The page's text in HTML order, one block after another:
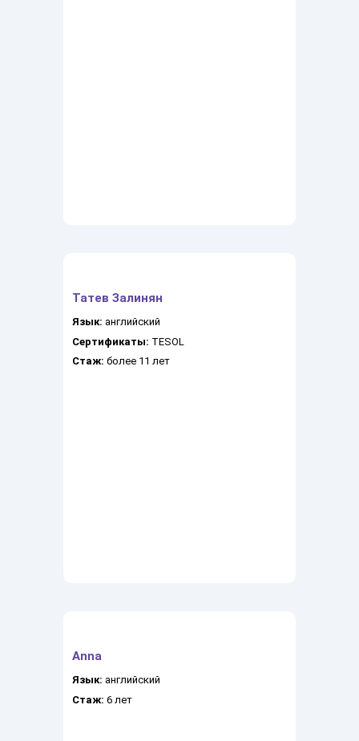
Татев Залинян
Язык: английский
Сертификаты: TESOL
Стаж: более 11 лет
Anna
Язык: английский
Стаж: 6 лет